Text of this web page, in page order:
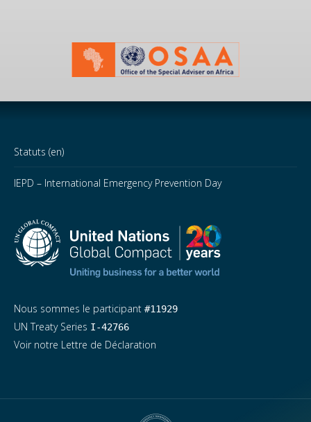
Statuts (en)
IEPD – International Emergency Prevention Day
Nous sommes le participant #11929
UN Treaty Series I-42766
Voir notre Lettre de Déclaration